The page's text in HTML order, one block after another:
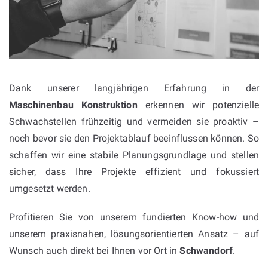
Dank unserer langjährigen Erfahrung in der
Maschinenbau Konstruktionerkennen wir potenzielle
Schwachstellen frühzeitig und vermeiden sie proaktiv –
noch bevor sie den Projektablauf beeinflussen können. So
schaffen wir eine stabile Planungsgrundlage und stellen
sicher, dass Ihre Projekte effizient und fokussiert
umgesetzt werden.
Profitieren Sie von unserem fundierten Know-how und
unserem praxisnahen, lösungsorientierten Ansatz – auf
Wunsch auch direkt bei Ihnen vor Ort inSchwandorf.